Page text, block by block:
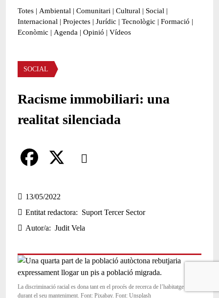
Totes | Ambiental | Comunitari | Cultural | Social |
Internacional | Projectes | Jurídic | Tecnològic | Formació |
Econòmic | Agenda | Opinió | Vídeos
Àmbit de la notícia
SOCIAL
Racisme immobiliari: una
realitat silenciada
Comparteix
a
c
e
o
o
13/05/2022
Entitat redactora
Suport Tercer Sector
Autor/a
Judit Vela
La discriminació racial es dona tant en el procés de recerca de l’habitatge com
durant el seu manteniment. Font: Pixabay. Font: Unsplash